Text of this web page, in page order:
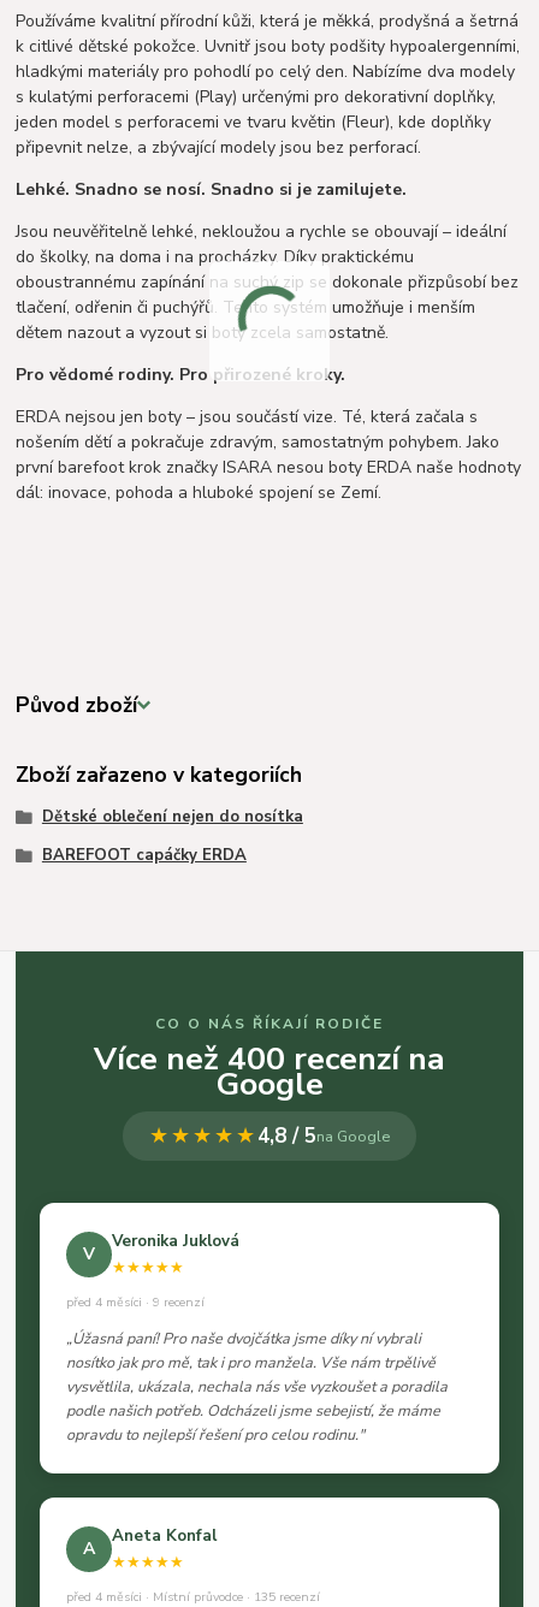
Používáme kvalitní přírodní kůži, která je měkká, prodyšná a šetrná
k citlivé dětské pokožce. Uvnitř jsou boty podšity hypoalergenními,
hladkými materiály pro pohodlí po celý den. Nabízíme dva modely
s kulatými perforacemi (Play) určenými pro dekorativní doplňky,
jeden model s perforacemi ve tvaru květin (Fleur), kde doplňky
připevnit nelze, a zbývající modely jsou bez perforací.
Lehké. Snadno se nosí. Snadno si je zamilujete.
Jsou neuvěřitelně lehké, nekloužou a rychle se obouvají – ideální
do školky, na doma i na procházky. Díky praktickému
oboustrannému zapínání na suchý zip se dokonale přizpůsobí bez
tlačení, odřenin či puchýřů. Tento systém umožňuje i menším
dětem nazout a vyzout si boty zcela samostatně.
Pro vědomé rodiny. Pro přirozené kroky.
ERDA nejsou jen boty – jsou součástí vize. Té, která začala s
nošením dětí a pokračuje zdravým, samostatným pohybem. Jako
první barefoot krok značky ISARA nesou boty ERDA naše hodnoty
dál: inovace, pohoda a hluboké spojení se Zemí.
Původ zboží
Zboží zařazeno v kategoriích
Dětské oblečení nejen do nosítka
BAREFOOT capáčky ERDA
CO O NÁS ŘÍKAJÍ RODIČE
Více než 400 recenzí na
Google
★★★★★4,8 / 5na Google
V
Veronika Juklová
★★★★★
před 4 měsíci · 9 recenzí
„Úžasná paní! Pro naše dvojčátka jsme díky ní vybrali
nosítko jak pro mě, tak i pro manžela. Vše nám trpělivě
vysvětlila, ukázala, nechala nás vše vyzkoušet a poradila
podle našich potřeb. Odcházeli jsme sebejistí, že máme
opravdu to nejlepší řešení pro celou rodinu."
A
Aneta Konfal
★★★★★
před 4 měsíci · Místní průvodce · 135 recenzí